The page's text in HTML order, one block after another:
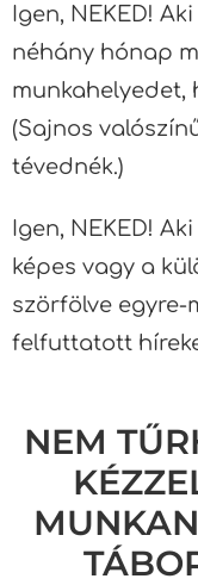
Igen, NEKED!
néhány hónap
munkahelyedet,
(Sajnos
tévednék.)
Igen, NEKED!
képes vagy a
szörfölve egyre-
felfuttatott
NEM